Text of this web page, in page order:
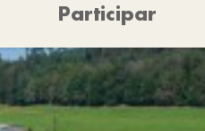
Participar